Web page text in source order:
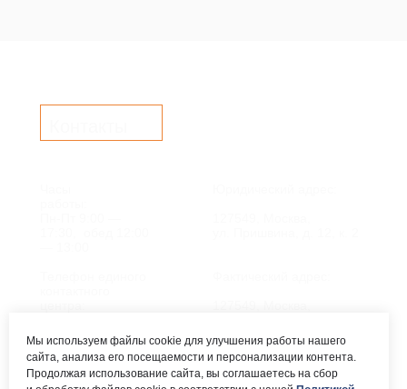
Почта:
Электронный каталог:
Мы используем файлы cookie для улучшения работы нашего
сайта, анализа его посещаемости и персонализации контента.
Продолжая использование сайта, вы соглашаетесь на сбор